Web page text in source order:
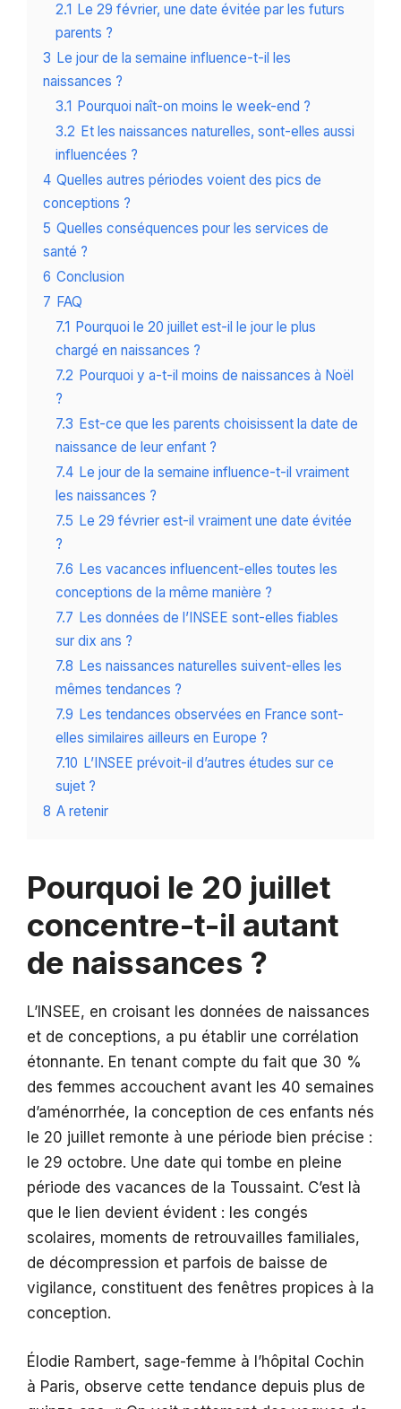
2.1 Le 29 février, une date évitée par les futurs
parents ?
3 Le jour de la semaine influence-t-il les
naissances ?
3.1 Pourquoi naît-on moins le week-end ?
3.2 Et les naissances naturelles, sont-elles aussi
influencées ?
4 Quelles autres périodes voient des pics de
conceptions ?
5 Quelles conséquences pour les services de
santé ?
6 Conclusion
7 FAQ
7.1 Pourquoi le 20 juillet est-il le jour le plus
chargé en naissances ?
7.2 Pourquoi y a-t-il moins de naissances à Noël
?
7.3 Est-ce que les parents choisissent la date de
naissance de leur enfant ?
7.4 Le jour de la semaine influence-t-il vraiment
les naissances ?
7.5 Le 29 février est-il vraiment une date évitée
?
7.6 Les vacances influencent-elles toutes les
conceptions de la même manière ?
7.7 Les données de l’INSEE sont-elles fiables
sur dix ans ?
7.8 Les naissances naturelles suivent-elles les
mêmes tendances ?
7.9 Les tendances observées en France sont-
elles similaires ailleurs en Europe ?
7.10 L’INSEE prévoit-il d’autres études sur ce
sujet ?
8 A retenir
Pourquoi le 20 juillet
concentre-t-il autant
de naissances ?
L’INSEE, en croisant les données de naissances
et de conceptions, a pu établir une corrélation
étonnante. En tenant compte du fait que 30 %
des femmes accouchent avant les 40 semaines
d’aménorrhée, la conception de ces enfants nés
le 20 juillet remonte à une période bien précise :
le 29 octobre. Une date qui tombe en pleine
période des vacances de la Toussaint. C’est là
que le lien devient évident : les congés
scolaires, moments de retrouvailles familiales,
de décompression et parfois de baisse de
vigilance, constituent des fenêtres propices à la
conception.
Élodie Rambert, sage-femme à l’hôpital Cochin
à Paris, observe cette tendance depuis plus de